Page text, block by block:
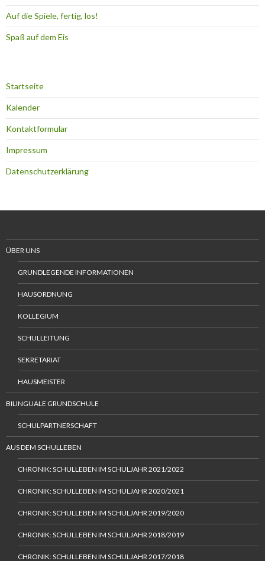
Auf die Spiele, fertig, los!
Spaß auf dem Eis
Startseite
Kalender
Kontaktformular
Impressum
Datenschutzerklärung
ÜBER UNS
GRUNDLEGENDE INFORMATIONEN
HAUSORDNUNG
KOLLEGIUM
SCHULLEITUNG
SEKRETARIAT
HAUSMEISTER
BILINGUALE GRUNDSCHULE
SCHULPARTNERSCHAFT
AUS DEM SCHULLEBEN
CHRONIK: SCHULLEBEN IM SCHULJAHR 2021/2022
CHRONIK: SCHULLEBEN IM SCHULJAHR 2020/2021
CHRONIK: SCHULLEBEN IM SCHULJAHR 2019/2020
CHRONIK: SCHULLEBEN IM SCHULJAHR 2018/2019
CHRONIK: SCHULLEBEN IM SCHULJAHR 2017/2018